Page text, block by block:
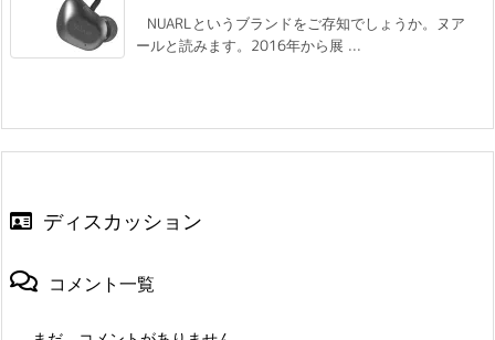
NUARLというブランドをご存知でしょうか。ヌア
ールと読みます。2016年から展 ...
ディスカッション
コメント一覧